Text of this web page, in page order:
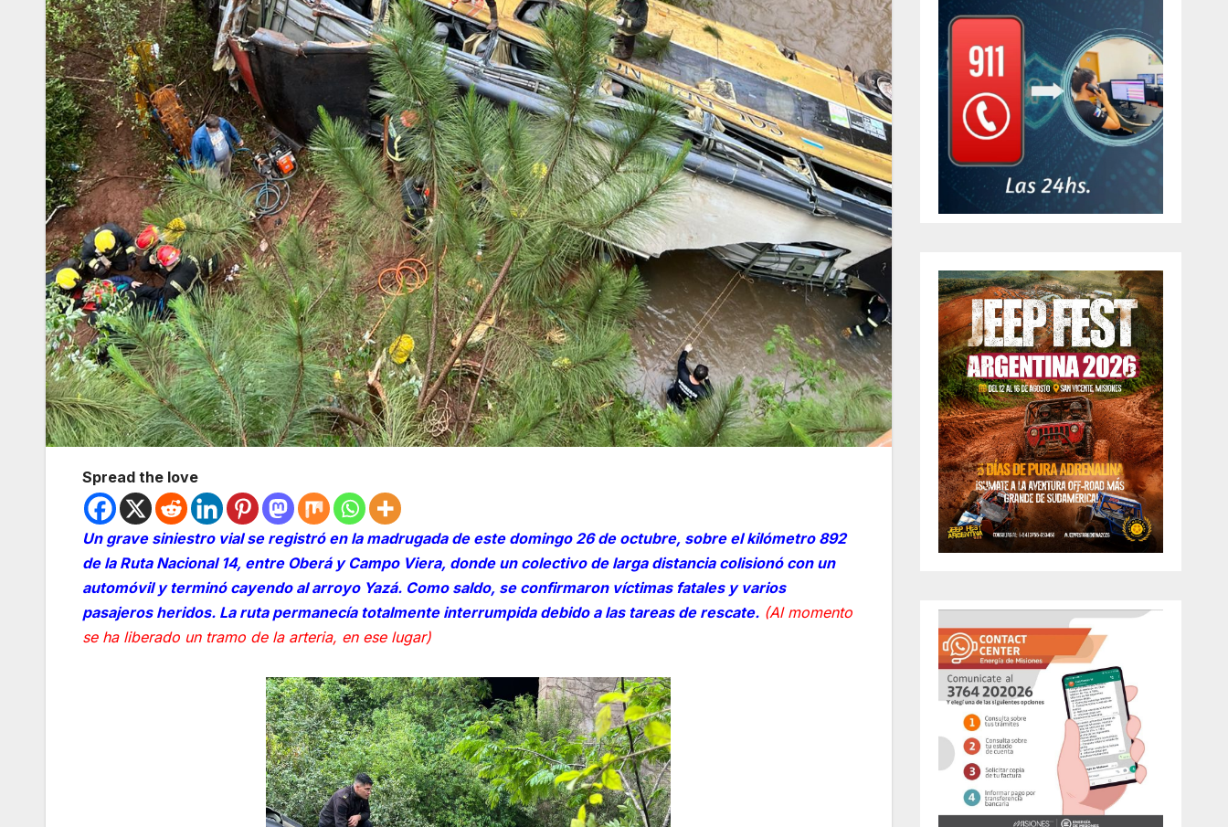
Spread the love
Un grave siniestro vial se registró en la madrugada de este domingo 26 de octubre, sobre el kilómetro 892
de la Ruta Nacional 14, entre Oberá y Campo Viera, donde un colectivo de larga distancia colisionó con un
automóvil y terminó cayendo al arroyo Yazá. Como saldo, se confirmaron víctimas fatales y varios
pasajeros heridos. La ruta permanecía totalmente interrumpida debido a las tareas de rescate. (Al momento
se ha liberado un tramo de la arteria, en ese lugar)